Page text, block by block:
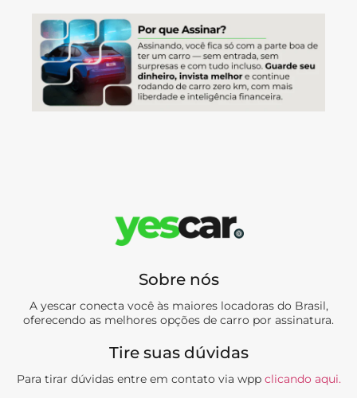
Sobre nós
A yescar conecta você às maiores locadoras do Brasil,
oferecendo as melhores opções de carro por assinatura.
Tire suas dúvidas
Para tirar dúvidas entre em contato via wpp clicando aqui.